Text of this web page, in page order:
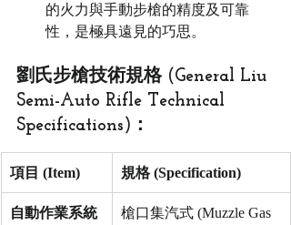
的火力與手動步槍的精度及可靠
性，是極具遠見的巧思。
劉氏步槍技術規格 (General Liu
Semi-Auto Rifle Technical
Specifications)：
項目 (Item) 規格 (Specification)
自動作業系統
槍口集汽式 (Muzzle Gas